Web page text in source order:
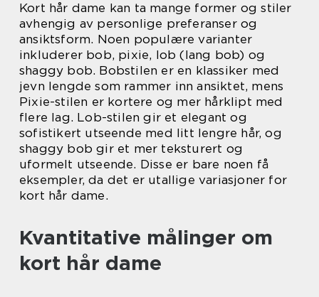
Kort hår dame kan ta mange former og stiler
avhengig av personlige preferanser og
ansiktsform. Noen populære varianter
inkluderer bob, pixie, lob (lang bob) og
shaggy bob. Bobstilen er en klassiker med
jevn lengde som rammer inn ansiktet, mens
Pixie-stilen er kortere og mer hårklipt med
flere lag. Lob-stilen gir et elegant og
sofistikert utseende med litt lengre hår, og
shaggy bob gir et mer teksturert og
uformelt utseende. Disse er bare noen få
eksempler, da det er utallige variasjoner for
kort hår dame.
Kvantitative målinger om
kort hår dame